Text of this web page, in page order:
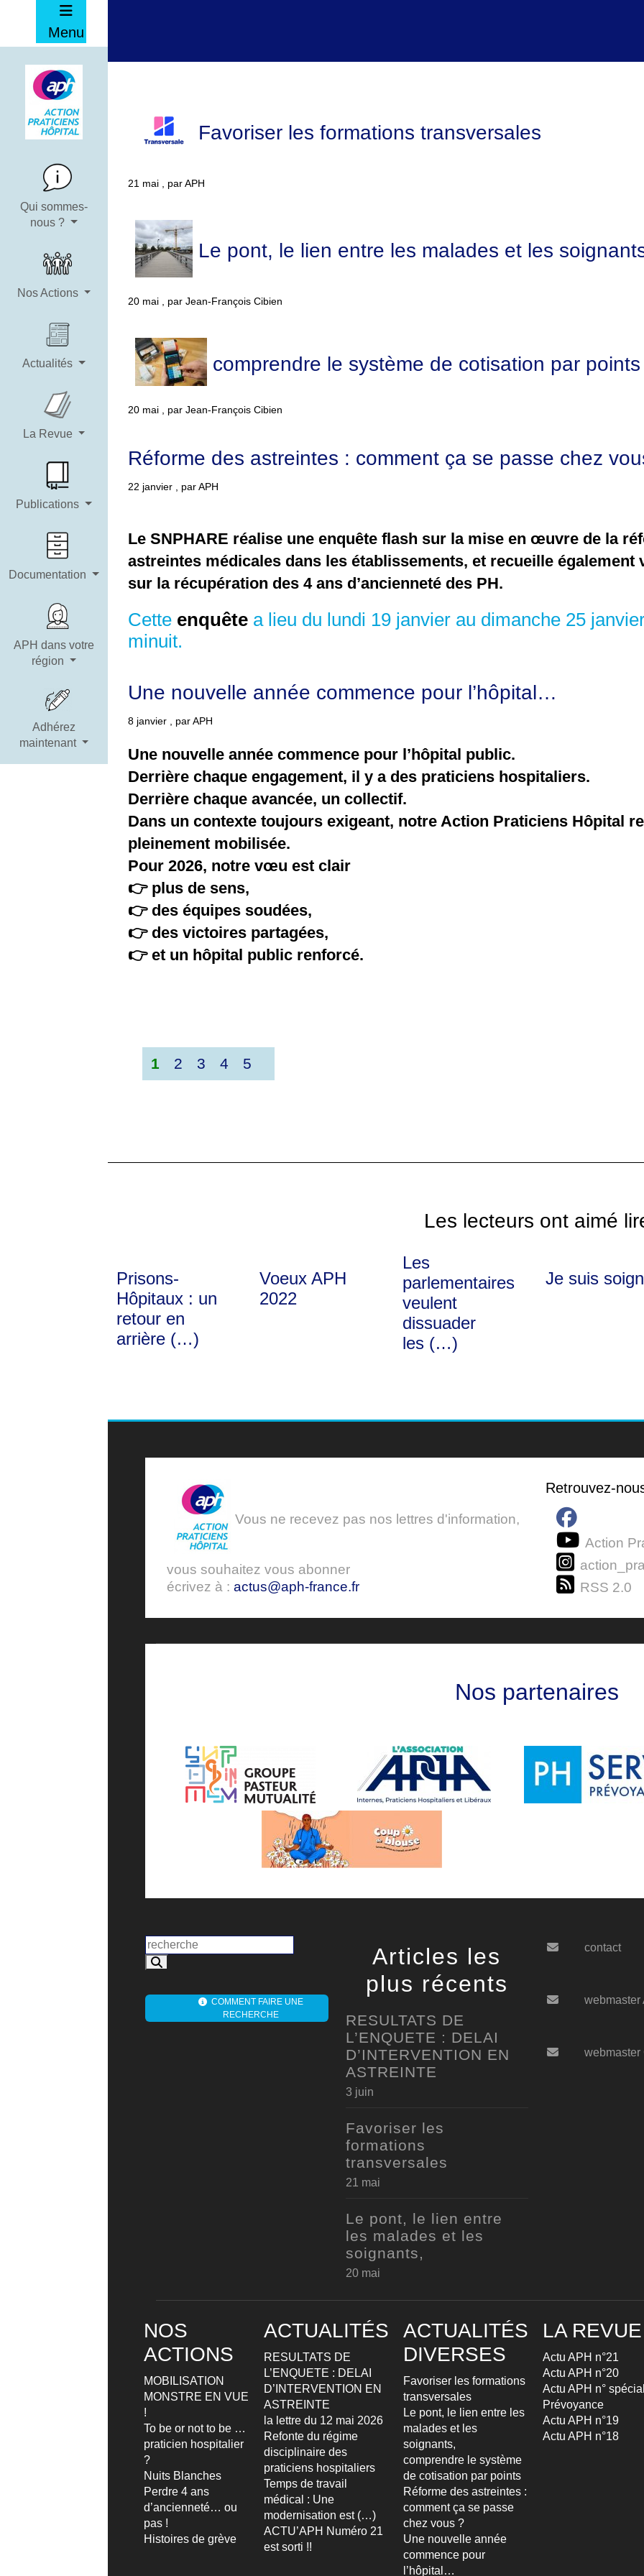
Menu
Qui sommes-
nous ?
Nos Actions
Actualités
La Revue
Publications
Documentation
APH dans votre
région
Adhérez
maintenant
Favoriser les formations transversales
21 mai , par APH
Le pont, le lien entre les malades et les
20 mai , par Jean-François Cibien
comprendre le système de cotisation par points
20 mai , par Jean-François Cibien
Réforme des astreintes : comment ça se passe chez
22 janvier , par APH
Le SNPHARE réalise une enquête flash sur la mise en œuvre de la
astreintes médicales dans les établissements, et recueille également
sur la récupération des 4 ans d’ancienneté des PH.
Cette enquête a lieu du lundi 19 janvier au dimanche 25
minuit.
Une nouvelle année commence pour l’hôpital…
8 janvier , par APH
Une nouvelle année commence pour l’hôpital public.
Derrière chaque engagement, il y a des praticiens hospitaliers.
Derrière chaque avancée, un collectif.
Dans un contexte toujours exigeant, notre Action Praticiens Hôpital
pleinement mobilisée.
Pour 2026, notre vœu est clair
👉 plus de sens,
👉 des équipes soudées,
👉 des victoires partagées,
👉 et un hôpital public renforcé.
1 2 3 4 5
Les lecteurs ont aimé
Prisons-
Hôpitaux : un
retour en
arrière (…)
Voeux APH
2022
Les
parlementaires
veulent
dissuader
les (…)
Je suis
Vous ne recevez pas nos lettres d'information,
vous souhaitez vous abonner
écrivez à : actus@aph-france.fr
Retrouvez-
Action
RSS 2.0
Nos partenaires
COMMENT FAIRE UNE
RECHERCHE
Articles les
plus récents
RESULTATS DE
L’ENQUETE : DELAI
D’INTERVENTION EN
ASTREINTE
3 juin
Favoriser les
formations
transversales
21 mai
Le pont, le lien entre
les malades et les
soignants,
20 mai
contact
webmaster
webmaster
NOS
ACTIONS
MOBILISATION
MONSTRE EN VUE
!
To be or not to be …
praticien hospitalier
?
Nuits Blanches
Perdre 4 ans
d’ancienneté… ou
pas !
Histoires de grève
ACTUALITÉS
RESULTATS DE
L’ENQUETE : DELAI
D’INTERVENTION EN
ASTREINTE
la lettre du 12 mai 2026
Refonte du régime
disciplinaire des
praticiens hospitaliers
Temps de travail
médical : Une
modernisation est (…)
ACTU’APH Numéro 21
est sorti !!
ACTUALITÉS
DIVERSES
Favoriser les formations
transversales
Le pont, le lien entre les
malades et les
soignants,
comprendre le système
de cotisation par points
Réforme des astreintes :
comment ça se passe
chez vous ?
Une nouvelle année
commence pour
l’hôpital…
LA REVUE
Actu APH n°21
Actu APH n°20
Actu APH n°
Prévoyance
Actu APH n°19
Actu APH n°18